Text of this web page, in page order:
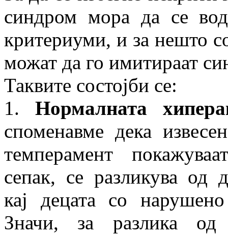
синдром мора да се
критериуми, и за нешто
можат да го имитираат
Таквите состојби се:
1.Нормалната
споменавме дека
темперамент
сепак, се разликува од
кај децата со
Значи, за разлика